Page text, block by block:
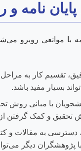
نامه و
با موانعی روبرو
تقسیم کار به
بسیار مفید باشد.
با مبانی روش
و کمک گرفتن
دسترسی به مقالات و
پژوهشگران دیگر